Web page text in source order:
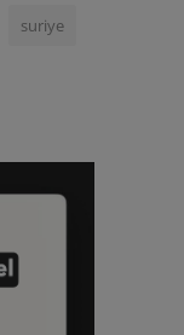
suriye